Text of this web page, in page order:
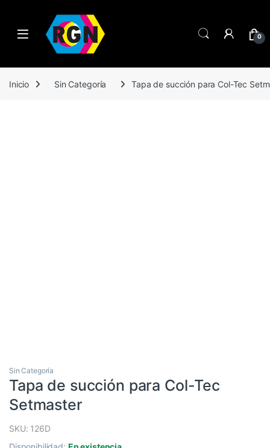
Open 0
Inicio Sin Categoría Tapa de succión para Col-Tec
Sin Categoría
Tapa de succión para Col-Tec
Setmaster
SKU: 126D